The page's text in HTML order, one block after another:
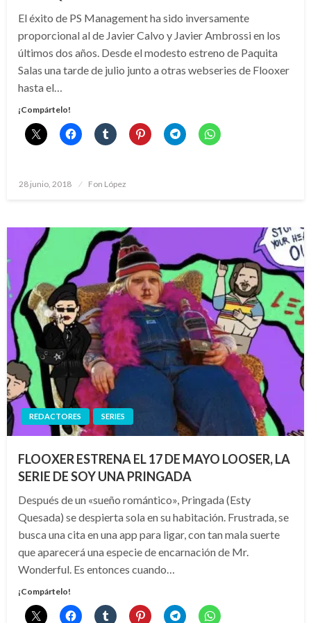
El éxito de PS Management ha sido inversamente
proporcional al de Javier Calvo y Javier Ambrossi en los
últimos dos años. Desde el modesto estreno de Paquita
Salas una tarde de julio junto a otras webseries de Flooxer
hasta el…
¡Compártelo!
Publicado
28 junio, 2018 Fon López
REDACTORES SERIES
FLOOXER ESTRENA EL 17 DE MAYO LOOSER, LA
SERIE DE SOY UNA PRINGADA
Después de un «sueño romántico», Pringada (Esty
Quesada) se despierta sola en su habitación. Frustrada, se
busca una cita en una app para ligar, con tan mala suerte
que aparecerá una especie de encarnación de Mr.
Wonderful. Es entonces cuando…
¡Compártelo!